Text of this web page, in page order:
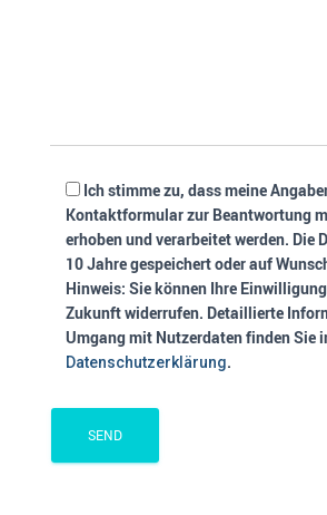
Ich stimme zu, dass meine
Kontaktformular zur Beantwortung
erhoben und verarbeitet werden. Die
10 Jahre gespeichert oder auf
Hinweis: Sie können Ihre
Zukunft widerrufen. Detaillierte
Umgang mit Nutzerdaten finden Sie
Datenschutzerklärung.